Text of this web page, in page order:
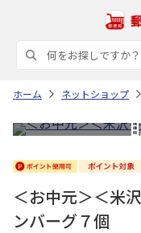
ホーム ネットショップ
＜お中元＞＜米
ンバーグ７個